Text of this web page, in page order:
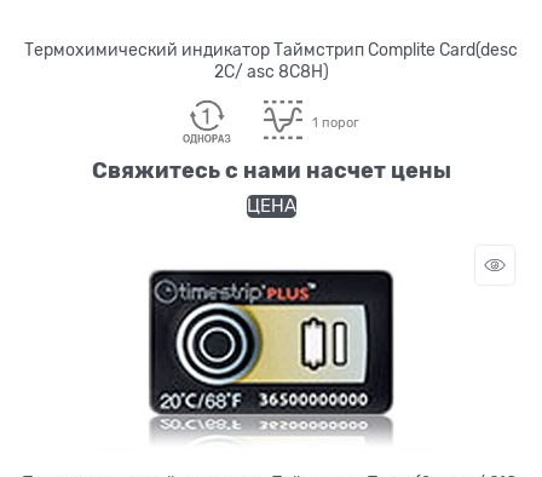
Термохимический индикатор Таймстрип Complite Card(desc
2C/ asc 8C8H)
1 порог
Свяжитесь с нами насчет цены
ЦЕНА